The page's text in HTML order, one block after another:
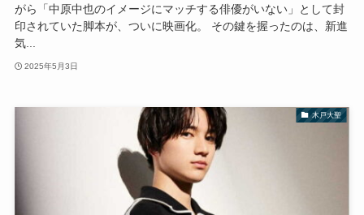
がら「中原中也のイメージにマッチする俳優がいない」として封
印されていた脚本が、ついに映画化。 その鍵を握ったのは、新進
気...
2025年5月3日
木戸大聖